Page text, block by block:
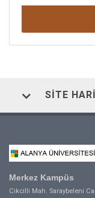
SITE
Merkez Kampüs
Cikcilli Mah. Saraybeleni